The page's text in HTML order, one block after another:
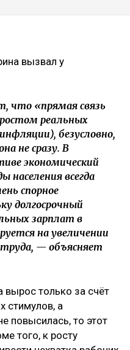
вызвал у
что «прямая связь
реальных
безусловно,
не сразу. В
экономический
населения всегда
спорное
долгосрочный
зарплат в
на увеличении
— объясняет
вырос только за счёт
стимулов, а
повысилась, то этот
того, к росту